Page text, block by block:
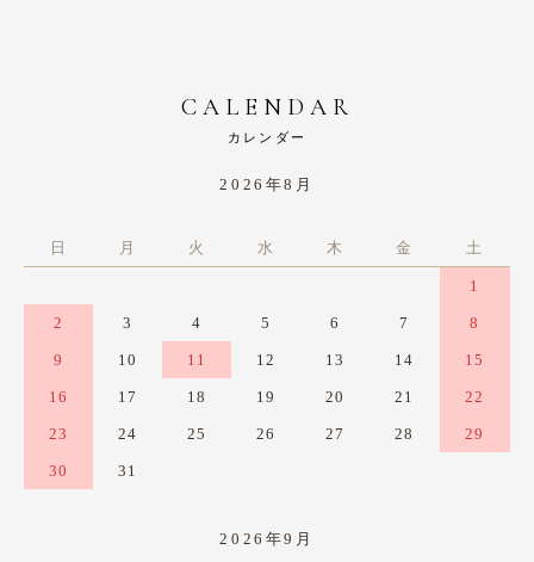
CALENDAR
カレンダー
2026年8月
日 月 火 水 木 金 土
1
2 3 4 5 6 7 8
9 10 11 12 13 14 15
16 17 18 19 20 21 22
23 24 25 26 27 28 29
30 31
2026年9月